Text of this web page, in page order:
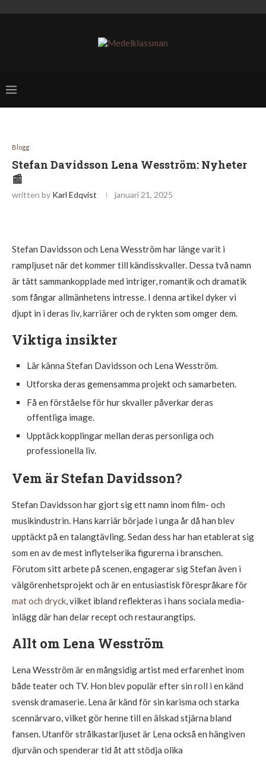
Blogg
Stefan Davidsson Lena Wesström: Nyheter
📰
written by Karl Edqvist januari 21, 2025
Stefan Davidsson och Lena Wesström har länge varit i
rampljuset när det kommer till kändisskvaller. Dessa två namn
är tätt sammankopplade med intriger, romantik och dramatik
som fångar allmänhetens intresse. I denna artikel dyker vi
djupt in i deras liv, karriärer och de rykten som omger dem.
Viktiga insikter
Lär känna Stefan Davidsson och Lena Wesström.
Utforska deras gemensamma projekt och samarbeten.
Få en förståelse för hur skvaller påverkar deras
offentliga image.
Upptäck kopplingar mellan deras personliga och
professionella liv.
Vem är Stefan Davidsson?
Stefan Davidsson har gjort sig ett namn inom film- och
musikindustrin. Hans karriär började i unga år då han blev
upptäckt på en talangtävling. Sedan dess har han etablerat sig
som en av de mest inflytelserika figurerna i branschen.
Förutom sitt arbete på scenen, engagerar sig Stefan även i
välgörenhetsprojekt och är en entusiastisk förespråkare för
mat och dryck, vilket ibland reflekteras i hans sociala media-
inlägg där han delar recept och restaurangtips.
Allt om Lena Wesström
Lena Wesström är en mångsidig artist med erfarenhet inom
både teater och TV. Hon blev populär efter sin roll i en känd
svensk dramaserie. Lena är känd för sin karisma och starka
scennärvaro, vilket gör henne till en älskad stjärna bland
fansen. Utanför strålkastarljuset är Lena också en hängiven
djurvän och spenderar tid åt att stödja olika